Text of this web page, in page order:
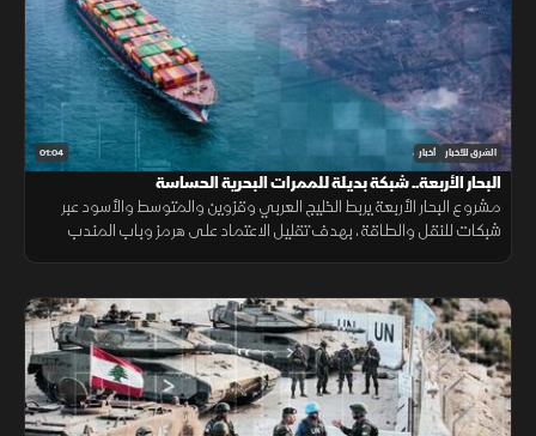
01:04 الشرق للأخبار أخبار
البحار الأربعة.. شبكة بديلة للممرات البحرية الحساسة
مشروع البحار الأربعة يربط الخليج العربي وقزوين والمتوسط والأسود عبر
شبكات للنقل والطاقة، بهدف تقليل الاعتماد على هرمز وباب المندب